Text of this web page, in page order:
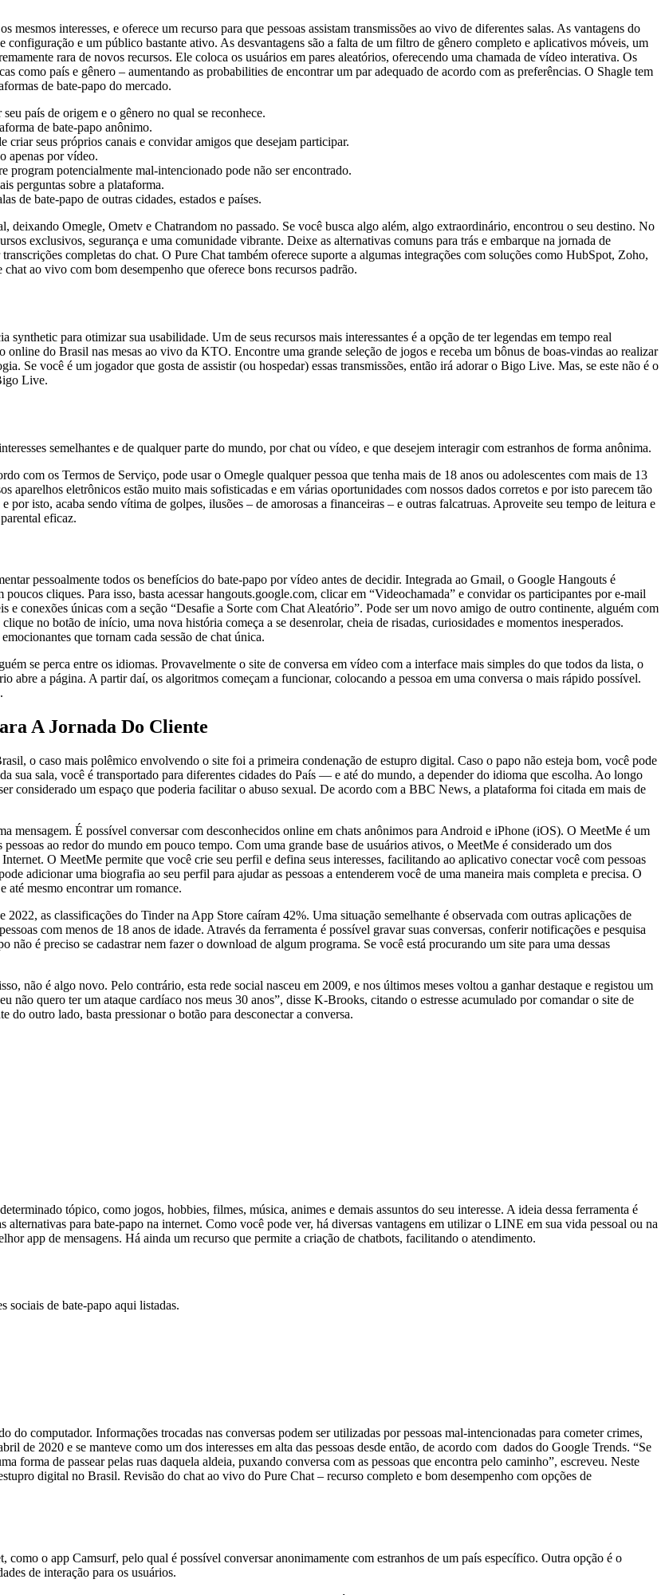
interesses, e oferece um recurso para que pessoas assistam transmissões ao vivo de diferentes salas. As vantagens do
e um público bastante ativo. As desvantagens são a falta de um filtro de gênero completo e aplicativos móveis, um
rara de novos recursos. Ele coloca os usuários em pares aleatórios, oferecendo uma chamada de vídeo interativa. Os
como país e gênero – aumentando as probabilities de encontrar um par adequado de acordo com as preferências. O Shagle tem
de bate-papo do mercado.
país de origem e o gênero no qual se reconhece.
de bate-papo anônimo.
seus próprios canais e convidar amigos que desejam participar.
apenas por vídeo.
program potencialmente mal-intencionado pode não ser encontrado.
perguntas sobre a plataforma.
de bate-papo de outras cidades, estados e países.
deixando Omegle, Ometv e Chatrandom no passado. Se você busca algo além, algo extraordinário, encontrou o seu destino. No
exclusivos, segurança e uma comunidade vibrante. Deixe as alternativas comuns para trás e embarque na jornada de
completas do chat. O Pure Chat também oferece suporte a algumas integrações com soluções como HubSpot, Zoho,
ao vivo com bom desempenho que oferece bons recursos padrão.
para otimizar sua usabilidade. Um de seus recursos mais interessantes é a opção de ter legendas em tempo real
do Brasil nas mesas ao vivo da KTO. Encontre uma grande seleção de jogos e receba um bônus de boas-vindas ao realizar
Se você é um jogador que gosta de assistir (ou hospedar) essas transmissões, então irá adorar o Bigo Live. Mas, se este não é o
Live.
semelhantes e de qualquer parte do mundo, por chat ou vídeo, e que desejem interagir com estranhos de forma anônima.
com os Termos de Serviço, pode usar o Omegle qualquer pessoa que tenha mais de 18 anos ou adolescentes com mais de 13
aparelhos eletrônicos estão muito mais sofisticadas e em várias oportunidades com nossos dados corretos e por isto parecem tão
por isto, acaba sendo vítima de golpes, ilusões – de amorosas a financeiras – e outras falcatruas. Aproveite seu tempo de leitura e
eficaz.
pessoalmente todos os benefícios do bate-papo por vídeo antes de decidir. Integrada ao Gmail, o Google Hangouts é
cliques. Para isso, basta acessar hangouts.google.com, clicar em “Videochamada” e convidar os participantes por e-mail
conexões únicas com a seção “Desafie a Sorte com Chat Aleatório”. Pode ser um novo amigo de outro continente, alguém com
no botão de início, uma nova história começa a se desenrolar, cheia de risadas, curiosidades e momentos inesperados.
que tornam cada sessão de chat única.
se perca entre os idiomas. Provavelmente o site de conversa em vídeo com a interface mais simples do que todos da lista, o
abre a página. A partir daí, os algoritmos começam a funcionar, colocando a pessoa em uma conversa o mais rápido possível.
A Jornada Do Cliente
o caso mais polêmico envolvendo o site foi a primeira condenação de estupro digital. Caso o papo não esteja bom, você pode
sua sala, você é transportado para diferentes cidades do País — e até do mundo, a depender do idioma que escolha. Ao longo
considerado um espaço que poderia facilitar o abuso sexual. De acordo com a BBC News, a plataforma foi citada em mais de
mensagem. É possível conversar com desconhecidos online em chats anônimos para Android e iPhone (iOS). O MeetMe é um
ao redor do mundo em pouco tempo. Com uma grande base de usuários ativos, o MeetMe é considerado um dos
Internet. O MeetMe permite que você crie seu perfil e defina seus interesses, facilitando ao aplicativo conectar você com pessoas
adicionar uma biografia ao seu perfil para ajudar as pessoas a entenderem você de uma maneira mais completa e precisa. O
até mesmo encontrar um romance.
as classificações do Tinder na App Store caíram 42%. Uma situação semelhante é observada com outras aplicações de
com menos de 18 anos de idade. Através da ferramenta é possível gravar suas conversas, conferir notificações e pesquisa
não é preciso se cadastrar nem fazer o download de algum programa. Se você está procurando um site para uma dessas
não é algo novo. Pelo contrário, esta rede social nasceu em 2009, e nos últimos meses voltou a ganhar destaque e registou um
quero ter um ataque cardíaco nos meus 30 anos”, disse K-Brooks, citando o estresse acumulado por comandar o site de
outro lado, basta pressionar o botão para desconectar a conversa.
tópico, como jogos, hobbies, filmes, música, animes e demais assuntos do seu interesse. A ideia dessa ferramenta é
para bate-papo na internet. Como você pode ver, há diversas vantagens em utilizar o LINE em sua vida pessoal ou na
app de mensagens. Há ainda um recurso que permite a criação de chatbots, facilitando o atendimento.
sociais de bate-papo aqui listadas.
do computador. Informações trocadas nas conversas podem ser utilizadas por pessoas mal-intencionadas para cometer crimes,
de 2020 e se manteve como um dos interesses em alta das pessoas desde então, de acordo com dados do Google Trends. “Se
forma de passear pelas ruas daquela aldeia, puxando conversa com as pessoas que encontra pelo caminho”, escreveu. Neste
digital no Brasil. Revisão do chat ao vivo do Pure Chat – recurso completo e bom desempenho com opções de
o app Camsurf, pelo qual é possível conversar anonimamente com estranhos de um país específico. Outra opção é o
de interação para os usuários.